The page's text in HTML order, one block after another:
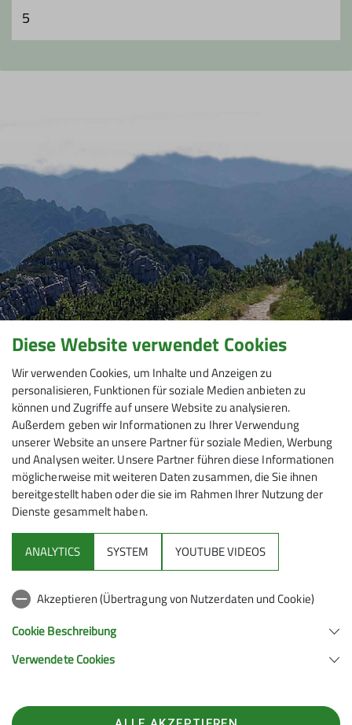
5
Mitmachen
Klettern
Service
63450 Hanau
Diese Website verwendet Cookies
Wir verwenden Cookies, um Inhalte und Anzeigen zu
personalisieren, Funktionen für soziale Medien anbieten zu
können und Zugriffe auf unsere Website zu analysieren.
Außerdem geben wir Informationen zu Ihrer Verwendung
unserer Website an unsere Partner für soziale Medien, Werbung
und Analysen weiter. Unsere Partner führen diese Informationen
möglicherweise mit weiteren Daten zusammen, die Sie ihnen
bereitgestellt haben oder die sie im Rahmen Ihrer Nutzung der
Dienste gesammelt haben.
ANALYTICS SYSTEM YOUTUBE VIDEOS
Akzeptieren (Übertragung von Nutzerdaten und Cookie)
Cookie Beschreibung
Verwendete Cookies